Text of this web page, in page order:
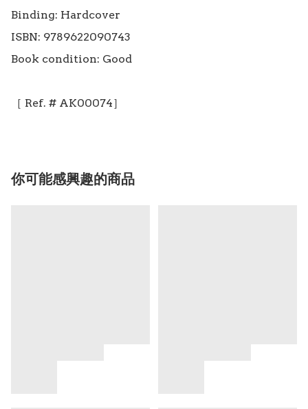
Binding: Hardcover
ISBN: 9789622090743
Book condition: Good
你可能感興趣的商品